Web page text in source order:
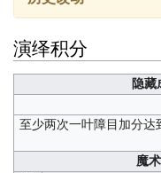
演绎积分
隐藏
至少两次一叶障目加分
魔